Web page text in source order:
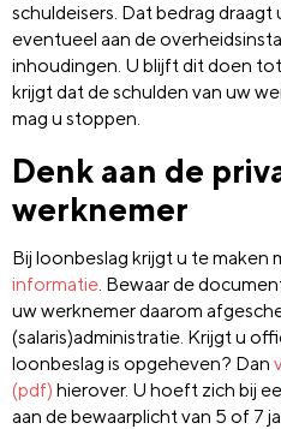
schuldeisers. Dat bedrag draagt
eventueel aan de
inhoudingen. U blijft dit doen
krijgt dat de schulden van uw
mag u stoppen.
Denk aan de
werknemer
Bij loonbeslag krijgt u te maken
informatie. Bewaar de
uw werknemer daarom
(salaris)administratie. Krijgt u
loonbeslag is opgeheven? Dan
(pdf) hierover. U hoeft zich bij
aan de bewaarplicht van 5 of 7